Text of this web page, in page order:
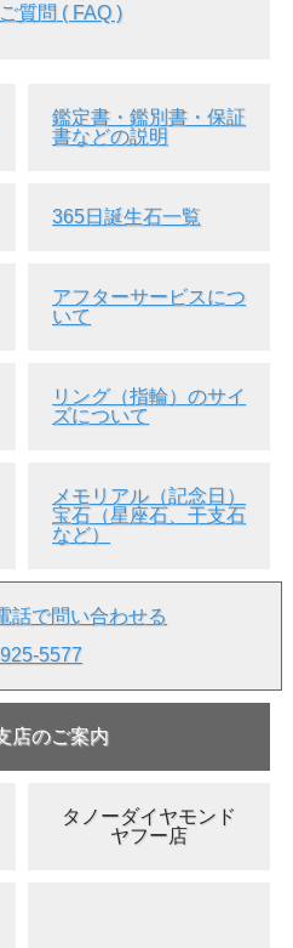
サイズにより異なります)
おります。ご注文のタイミン
す。
せ。
0円」と表示しております。
ては、TEL、メール等でお
質問 ( FAQ )
鑑定書・鑑別書・保証
書などの説明
365日誕生石一覧
アフターサービスにつ
いて
リング（指輪）のサイ
ズについて
メモリアル（記念日）
宝石（星座石、干支石
など）
話で問い合わせる
5577
店のご案内
タノーダイヤモンド
ヤフー店